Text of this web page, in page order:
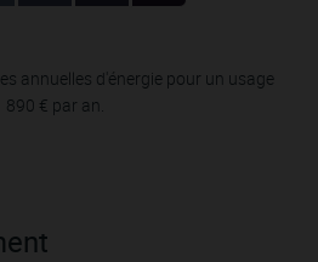
annuelles d'énergie pour un usage
€ par an.